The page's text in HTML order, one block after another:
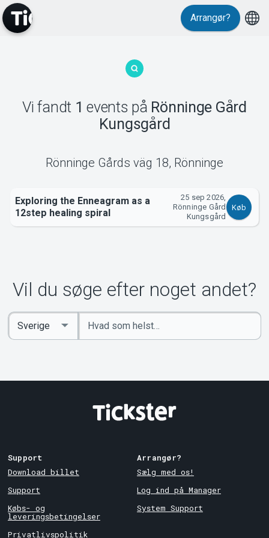
MyTickster
Support
Om Tickster
Arrangør?
Vi fandt 1 events på Rönninge Gård
Kungsgård
Rönninge Gårds väg 18, Rönninge
Exploring the Enneagram as a
12step healing spiral
25 sep 2026,
Rönninge Gård
Kungsgård
Køb
Vil du søge efter noget andet?
Indtast
søgeord
Select
Country
Support
Download billet
Support
Købs- og
leveringsbetingelser
Privatlivspolitik
Arrangør?
Sælg med os!
Log ind på Manager
System Support